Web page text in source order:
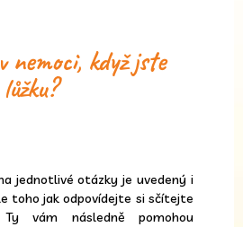
nemoci, když jste
jednotlivé otázky je uvedený i
toho jak odpovídejte si sčítejte
vám následně pomohou